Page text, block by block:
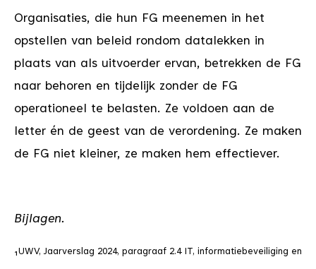
Organisaties, die hun FG meenemen in het
opstellen van beleid rondom datalekken in
plaats van als uitvoerder ervan, betrekken de FG
naar behoren en tijdelijk zonder de FG
operationeel te belasten. Ze voldoen aan de
letter én de geest van de verordening. Ze maken
de FG niet kleiner, ze maken hem effectiever.
Bijlagen.
¹UWV, Jaarverslag 2024, paragraaf 2.4 IT, informatiebeveiliging en